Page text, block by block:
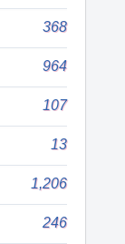
368
964
107
13
1,206
246